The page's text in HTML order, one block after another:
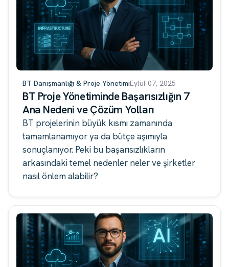
BT Danışmanlığı & Proje YönetimiEylül 07, 2025
BT Proje Yönetiminde Başarısızlığın 7
Ana Nedeni ve Çözüm Yolları
BT projelerinin büyük kısmı zamanında
tamamlanamıyor ya da bütçe aşımıyla
sonuçlanıyor. Peki bu başarısızlıkların
arkasındaki temel nedenler neler ve şirketler
nasıl önlem alabilir?